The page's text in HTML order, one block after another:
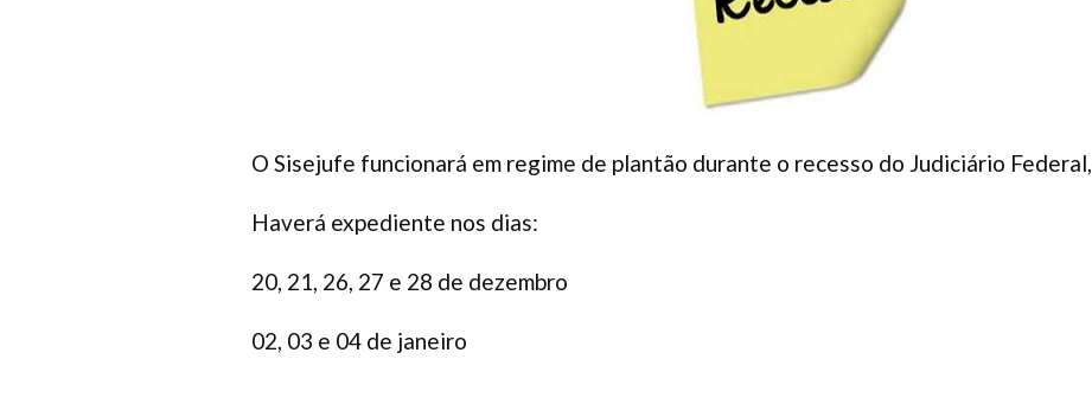
O Sisejufe funcionará em regime de plantão durante o recesso do Judiciário
Haverá expediente nos dias:
20, 21, 26, 27 e 28 de dezembro
02, 03 e 04 de janeiro